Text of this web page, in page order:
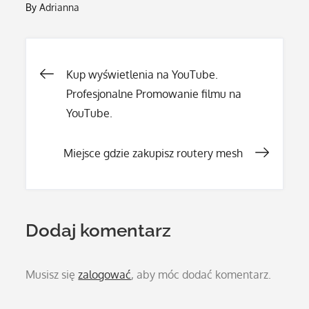
ByAdrianna
Nawigacja
wpisu
Kup wyświetlenia na YouTube.
Profesjonalne Promowanie filmu na
YouTube.
Miejsce gdzie zakupisz routery mesh
Dodaj komentarz
Musisz sięzalogować, aby móc dodać komentarz.